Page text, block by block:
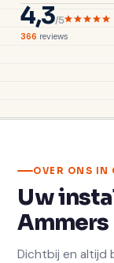
4,3/5
366 reviews
OVER ONS IN
Uw
Ammers
Dichtbij en altijd